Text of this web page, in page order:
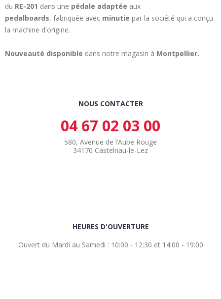
du RE-201 dans une pédale adaptée aux
pedalboards, fabriquée avec minutie par la société qui a conçu
la machine d'origine.
Nouveauté disponible dans notre magasin à Montpellier.
NOUS CONTACTER
04 67 02 03 00
580, Avenue de l’Aube Rouge
34170 Castelnau-le-Lez
HEURES D'OUVERTURE
Ouvert du Mardi au Samedi : 10:00 - 12:30 et 14:00 - 19:00